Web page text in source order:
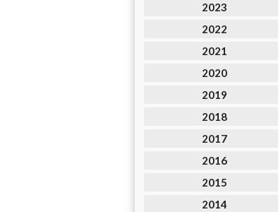
2023
2022
2021
2020
2019
2018
2017
2016
2015
2014